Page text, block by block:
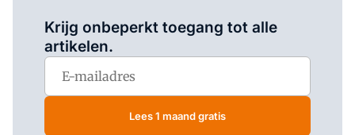
Krijg onbeperkt toegang tot alle
artikelen.
Lees 1 maand gratis